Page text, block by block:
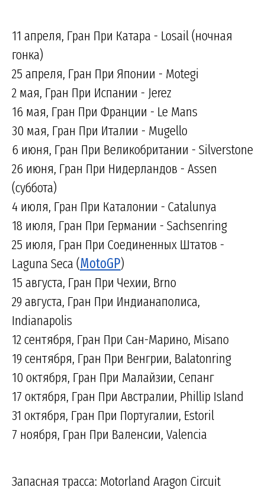
11 апреля, Гран При Катара - Losail (ночная
гонка)
25 апреля, Гран При Японии - Motegi
2 мая, Гран При Испании - Jerez
16 мая, Гран При Франции - Le Mans
30 мая, Гран При Италии - Mugello
6 июня, Гран При Великобритании - Silverstone
26 июня, Гран При Нидерландов - Assen
(суббота)
4 июля, Гран При Каталонии - Catalunya
18 июля, Гран При Германии - Sachsenring
25 июля, Гран При Соединенных Штатов -
Laguna Seca (MotoGP)
15 августа, Гран При Чехии, Brno
29 августа, Гран При Индианаполиса,
Indianapolis
12 сентября, Гран При Сан-Марино, Misano
19 сентября, Гран При Венгрии, Balatonring
10 октября, Гран При Малайзии, Сепанг
17 октября, Гран При Австралии, Phillip Island
31 октября, Гран При Португалии, Estoril
7 ноября, Гран При Валенсии, Valencia
Запасная трасса: Motorland Aragon Circuit